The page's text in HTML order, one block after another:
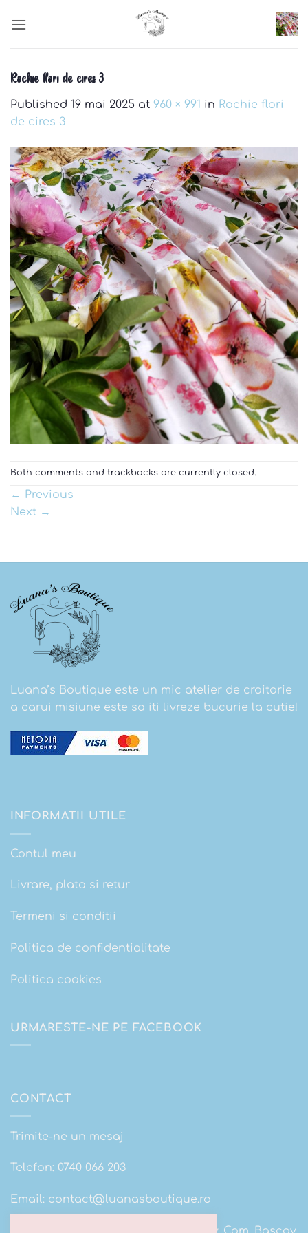
Rochie flori de cires 3
Published 19 mai 2025 at 960 × 991 in Rochie flori
de cires 3
Both comments and trackbacks are currently closed.
← Previous
Next →
Luana’s Boutique este un mic atelier de croitorie
a carui misiune este sa iti livreze bucurie la cutie!
INFORMATII UTILE
Contul meu
Livrare, plata si retur
Termeni si conditii
Politica de confidentialitate
Politica cookies
URMARESTE-NE PE FACEBOOK
CONTACT
Trimite-ne un mesaj
Telefon: 0740 066 203
Email: contact@luanasboutique.ro